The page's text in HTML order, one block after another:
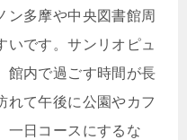
ン多摩や中央図書館周
です。サンリオピュ
館内で過ごす時間が長
れて午後に公園やカフ
一日コースにするな